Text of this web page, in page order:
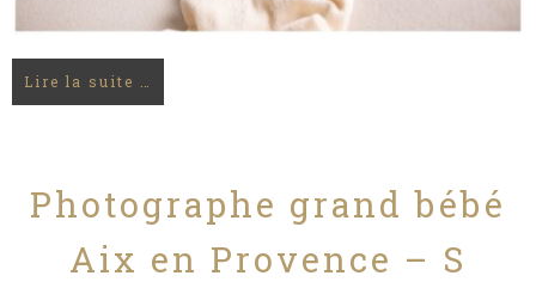
Lire la suite …
Photographe grand bébé
Aix en Provence – S